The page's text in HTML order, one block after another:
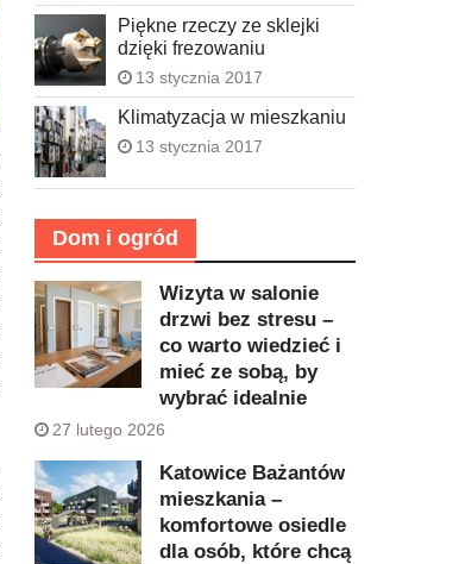
Piękne rzeczy ze sklejki
dzięki frezowaniu
13 stycznia 2017
Klimatyzacja w mieszkaniu
13 stycznia 2017
Dom i ogród
Wizyta w salonie
drzwi bez stresu –
co warto wiedzieć i
mieć ze sobą, by
wybrać idealnie
27 lutego 2026
Katowice Bażantów
mieszkania –
komfortowe osiedle
dla osób, które chcą